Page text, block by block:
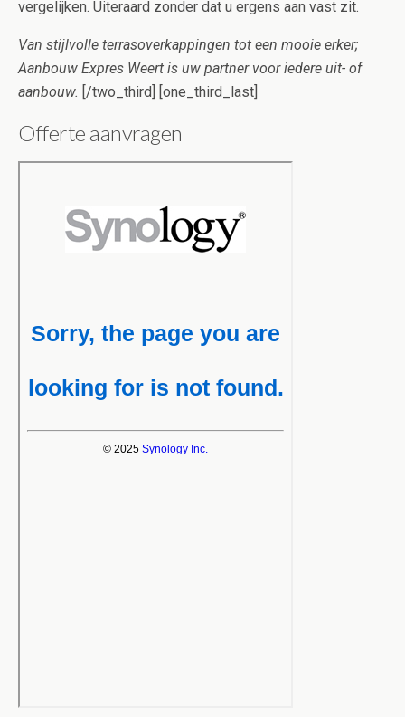
vergelijken. Uiteraard zonder dat u ergens aan vast zit.
Van stijlvolle terrasoverkappingen tot een mooie erker;
Aanbouw Expres Weert is uw partner voor iedere uit- of
aanbouw. [/two_third] [one_third_last]
Offerte aanvragen